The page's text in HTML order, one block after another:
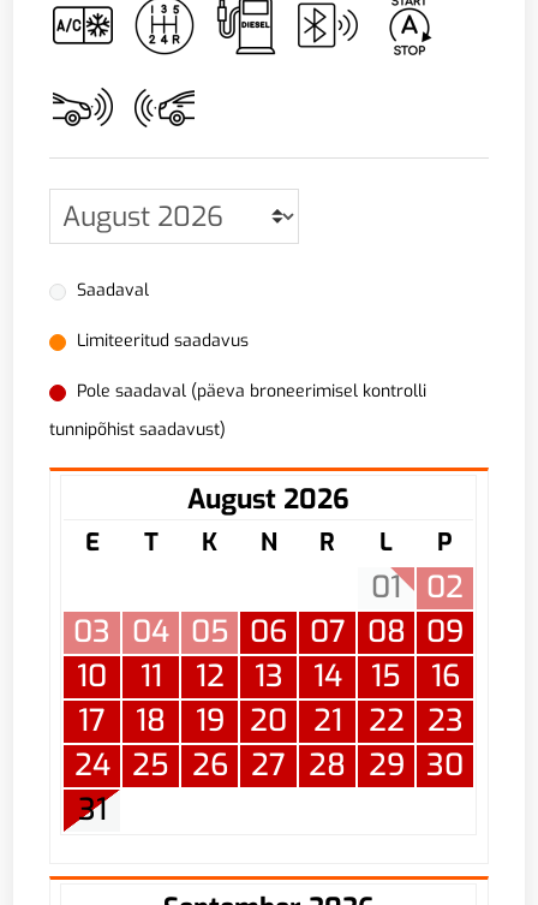
Saadaval
Limiteeritud saadavus
Pole saadaval (päeva broneerimisel kontrolli
tunnipõhist saadavust)
August 2026
E T K N R L P
01
02
03
04 05 06 07 08 09
10
11 12 13 14 15
16
17
18 19 20 21 22
23
24 25 26 27 28 29
30
31